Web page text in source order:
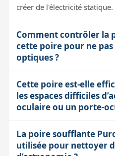
créer de l'électricité statique.
Comment contrôler la
cette poire pour ne
optiques ?
La conception ergonomique
la poire Purosol permettent
pression et du volume d'air
pourrait projeter de la
Cette poire est-elle
les espaces difficiles
oculaire ou un porte-
Oui, la pointe moulée
spécialement conçue pour
La poire soufflante
utilisée pour nettoyer